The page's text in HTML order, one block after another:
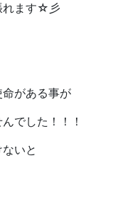
れます☆彡
がある事が
でした！！！
いと